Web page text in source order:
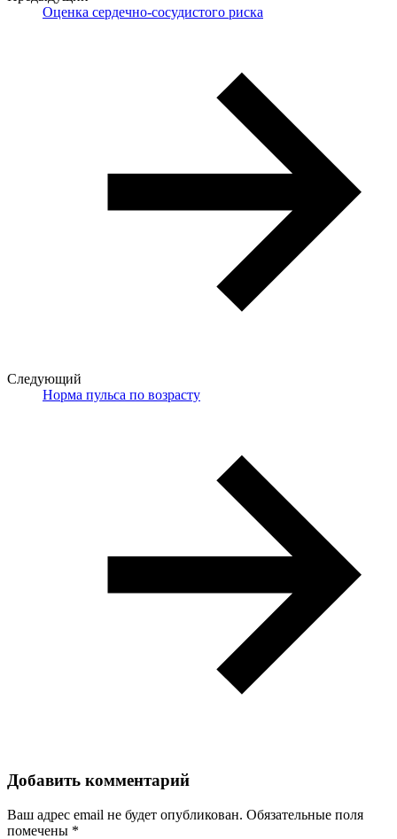
Оценка сердечно-сосудистого риска
Следующий
Норма пульса по возрасту
Добавить комментарий
Ваш адрес email не будет опубликован. Обязательные поля
помечены *